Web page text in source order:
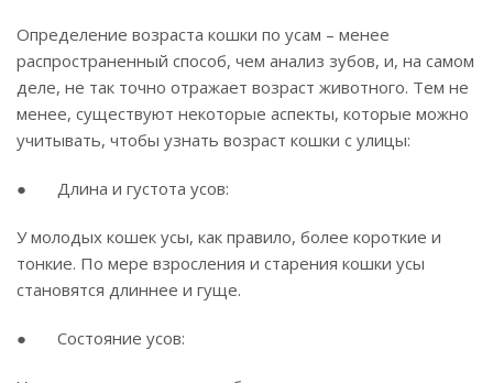
Определение возраста кошки по усам – менее
распространенный способ, чем анализ зубов, и, на самом
деле, не так точно отражает возраст животного. Тем не
менее, существуют некоторые аспекты, которые можно
учитывать, чтобы узнать возраст кошки с улицы:
● Длина и густота усов:
У молодых кошек усы, как правило, более короткие и
тонкие. По мере взросления и старения кошки усы
становятся длиннее и гуще.
● Состояние усов: